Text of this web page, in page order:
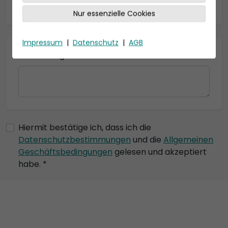
* = Pflichtfelder
Hiermit bestätige ich, dass ich die
Datenschutzbestimmungen und die Allgemeinen
Geschäftsbedingungen gelesen und akzeptiert
habe. *
Nur essenzielle Cookies
Impressum | Datenschutz | AGB